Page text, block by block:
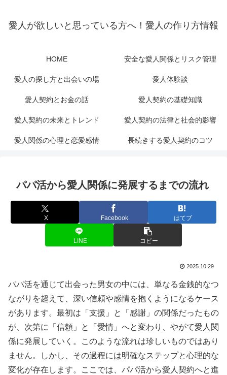
愛人が欲しいと思っている方へ！愛人の作り方情報
HOME 安全な愛人関係とリスク管理
愛人の探し方と出会いの場 愛人体験談
愛人契約とお金の話 愛人契約の基礎知識
愛人契約の未来とトレンド 愛人契約の法律と社会的影響
愛人関係の心理と恋愛感情 長続きする愛人契約のコツ
パパ活から愛人関係に発展するまでの流れ
X Facebook はてブ
LINE コピー
2025.10.29
パパ活を通じて出会った男女の中には、単なる金銭的なつ
ながりを超えて、深い信頼や感情を抱くようになるケース
があります。最初は「支援」と「感謝」の関係だったもの
が、次第に「信頼」と「愛情」へと変わり、やがて愛人関
係に発展していく。このような流れは珍しいものではあり
ません。しかし、その過程には明確なステップと心理的な
変化が存在します。ここでは、パパ活から愛人契約へと進